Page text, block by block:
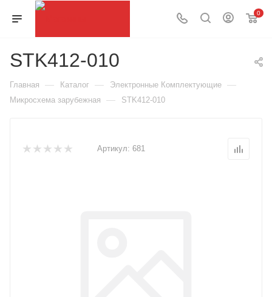
0
STK412-010
Главная — Каталог — Электронные Комплектующие —
Микросхема зарубежная — STK412-010
Артикул: 681